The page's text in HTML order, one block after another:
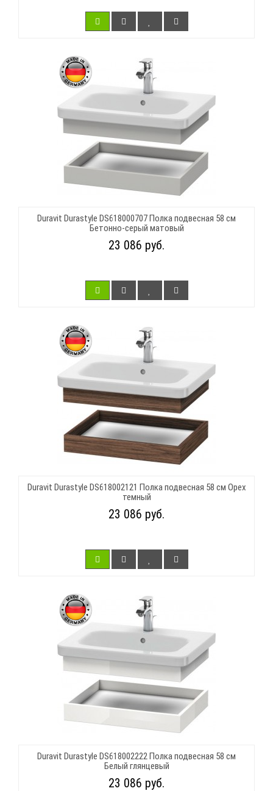
Duravit Durastyle DS618000707 Полка подвесная 58 см
Бетонно-серый матовый
23 086 руб.
Duravit Durastyle DS618002121 Полка подвесная 58 см Орех
темный
23 086 руб.
Duravit Durastyle DS618002222 Полка подвесная 58 см
Белый глянцевый
23 086 руб.